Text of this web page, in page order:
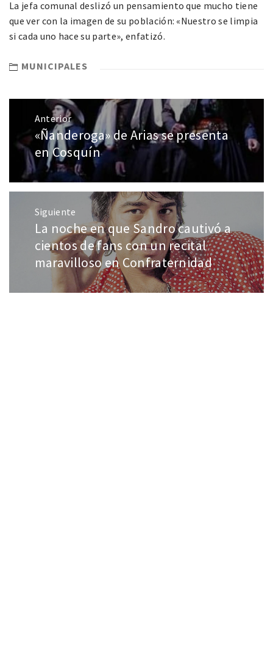
La jefa comunal deslizó un pensamiento que mucho tiene
que ver con la imagen de su población: «Nuestro se limpia
si cada uno hace su parte», enfatizó.
MUNICIPALES
Anterior
«Ñanderoga» de Arias se presenta
en Cosquín
Siguiente
La noche en que Sandro cautivó a
cientos de fans con un recital
maravilloso en Confraternidad